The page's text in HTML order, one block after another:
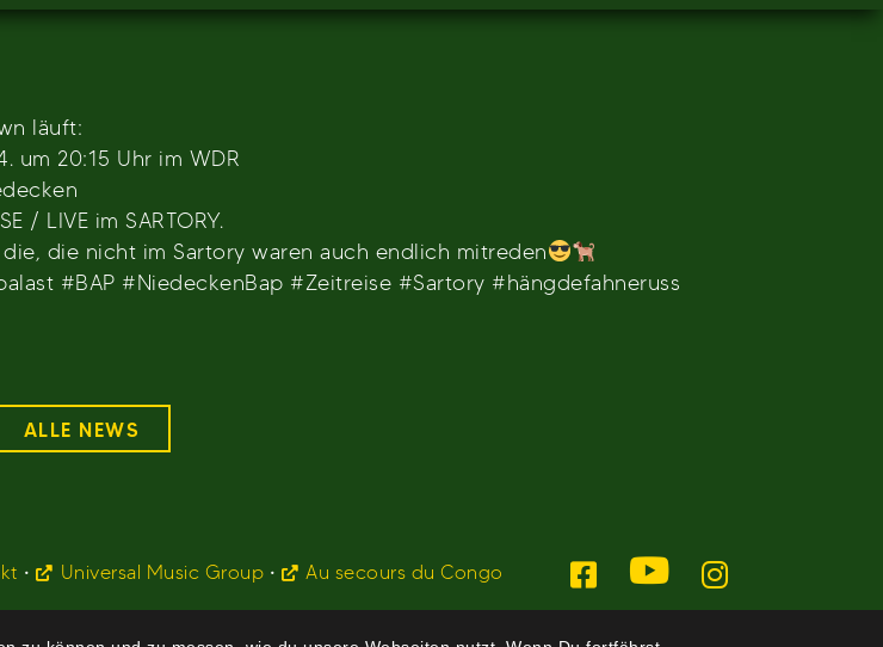
läuft:
um 20:15 Uhr im WDR
/ LIVE im SARTORY.
die, die nicht im Sartory waren auch endlich mitreden
#BAP #NiedeckenBap #Zeitreise #Sartory #hängdefahneruss
ALLE NEWS
• Universal Music Group • Au secours du Congo